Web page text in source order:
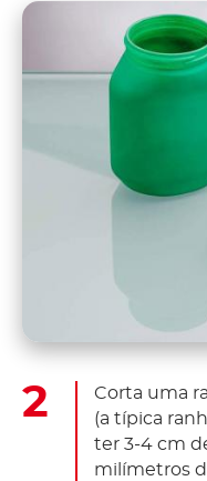
Corta uma
(a típica
ter 3-4 cm
milímetros